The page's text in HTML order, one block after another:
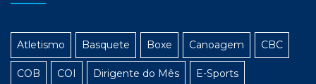
Atletismo Basquete Boxe Canoagem CBC
COB COI Dirigente do Mês E-Sports